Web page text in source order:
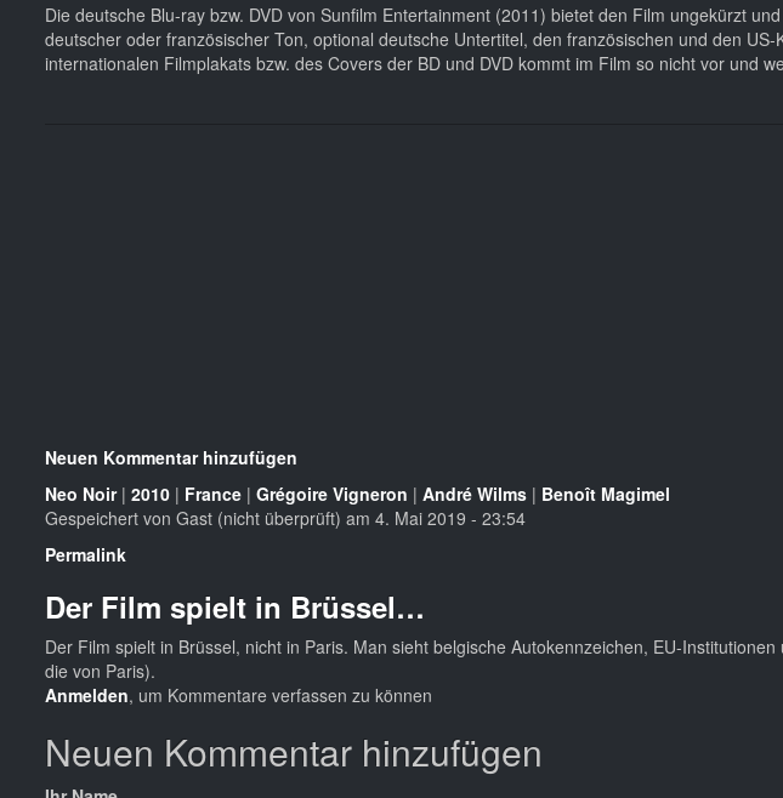
Die deutsche Blu-ray bzw. DVD von Sunfilm Entertainment (2011) bietet den Film ungekürzt
deutscher oder französischer Ton, optional deutsche Untertitel, den französischen und den
internationalen Filmplakats bzw. des Covers der BD und DVD kommt im Film so nicht vor und
Neuen Kommentar hinzufügen
Neo Noir| 2010 | France | Grégoire Vigneron | André Wilms | Benoît Magimel
Gespeichert von Gast (nicht überprüft) am 4. Mai 2019 - 23:54
Permalink
Der Film spielt in Brüssel…
Der Film spielt in Brüssel, nicht in Paris. Man sieht belgische Autokennzeichen, EU-
die von Paris).
Anmelden, um Kommentare verfassen zu können
Neuen Kommentar hinzufügen